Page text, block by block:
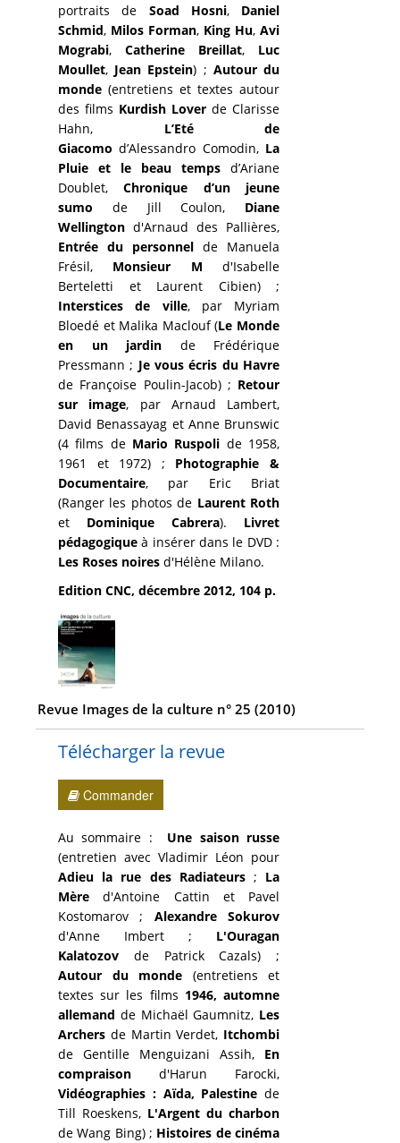
portraits de Soad Hosni, Daniel
Schmid, Milos Forman, King Hu,Avi
Mograbi,Catherine Breillat, Luc
Moullet, Jean Epstein) ; Autour du
monde (entretiens et textes autour
des films Kurdish Loverde Clarisse
Hahn, L’Eté de
Giacomod’Alessandro Comodin, La
Pluie et le beau tempsd’Ariane
Doublet,Chronique d’un jeune
sumo de Jill Coulon, Diane
Wellington d'Arnaud des Pallières,
Entrée du personnel de Manuela
Frésil, Monsieur M d'Isabelle
Berteletti et Laurent Cibien) ;
Interstices de ville, par Myriam
Bloedé et Malika Maclouf (Le Monde
en un jardin de Frédérique
Pressmann ; Je vous écris du Havre
de Françoise Poulin-Jacob) ; Retour
sur image, par Arnaud Lambert,
David Benassayag et Anne Brunswic
(4 films de Mario Ruspoli de 1958,
1961 et 1972) ; Photographie &
Documentaire, par Eric Briat
(Ranger les photos de Laurent Roth
et Dominique Cabrera). Livret
pédagogique à insérer dans le DVD :
Les Roses noires d'Hélène Milano.
Edition CNC, décembre 2012, 104 p.
Revue Images de la culture n° 25 (2010)
Télécharger la revue
Commander
Au sommaire : Une saison russe
(entretien avec Vladimir Léon pour
Adieu la rue des Radiateurs; La
Mère d'Antoine Cattin et Pavel
Kostomarov ; Alexandre Sokurov
d'Anne Imbert ; L'Ouragan
Kalatozov de Patrick Cazals) ;
Autour du monde (entretiens et
textes sur les films 1946, automne
allemand de Michaël Gaumnitz, Les
Archers de Martin Verdet, Itchombi
de Gentille Menguizani Assih, En
compraison d'Harun Farocki,
Vidéographies : Aïda, Palestine de
Till Roeskens, L'Argent du charbon
de Wang Bing) ; Histoires de cinéma